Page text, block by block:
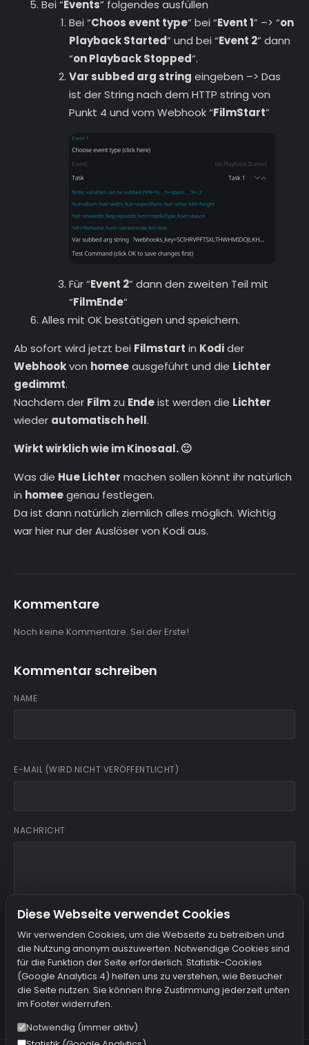
Bei “Events” folgendes ausfüllen
Bei “Choos event type” bei “Event 1” –> “on
Playback Started” und bei “Event 2” dann
“on Playback Stopped“.
Var subbed arg string eingeben –> Das
ist der String nach dem HTTP string von
Punkt 4 und vom Webhook “FilmStart”
Für “Event 2” dann den zweiten Teil mit
“FilmEnde“
Alles mit OK bestätigen und speichern.
Ab sofort wird jetzt bei Filmstart in Kodider
Webhookvon homeeausgeführt und die Lichter
gedimmt.
Nachdem der Film zu Endeist werden die Lichter
wieder automatisch hell.
Wirkt wirklich wie im Kinosaal. 🙂
Was die Hue Lichter machen sollen könnt ihr natürlich
in homeegenau festlegen.
Da ist dann natürlich ziemlich alles möglich. Wichtig
war hier nur der Auslöser von Kodi aus.
Kommentare
Noch keine Kommentare. Sei der Erste!
Kommentar schreiben
NAME
E-MAIL (WIRD NICHT VERÖFFENTLICHT)
NACHRICHT
Ich bin damit einverstanden, dass mein Name, meine E-Mail
und meine IP gespeichert werden.
KOMMENTAR ABSENDEN
Diese Webseite verwendet Cookies
Wir verwenden Cookies, um die Webseite zu betreiben und
die Nutzung anonym auszuwerten. Notwendige Cookies sind
für die Funktion der Seite erforderlich. Statistik-Cookies
(Google Analytics 4) helfen uns zu verstehen, wie Besucher
die Seite nutzen. Sie können Ihre Zustimmung jederzeit unten
im Footer widerrufen.
Notwendig (immer aktiv)